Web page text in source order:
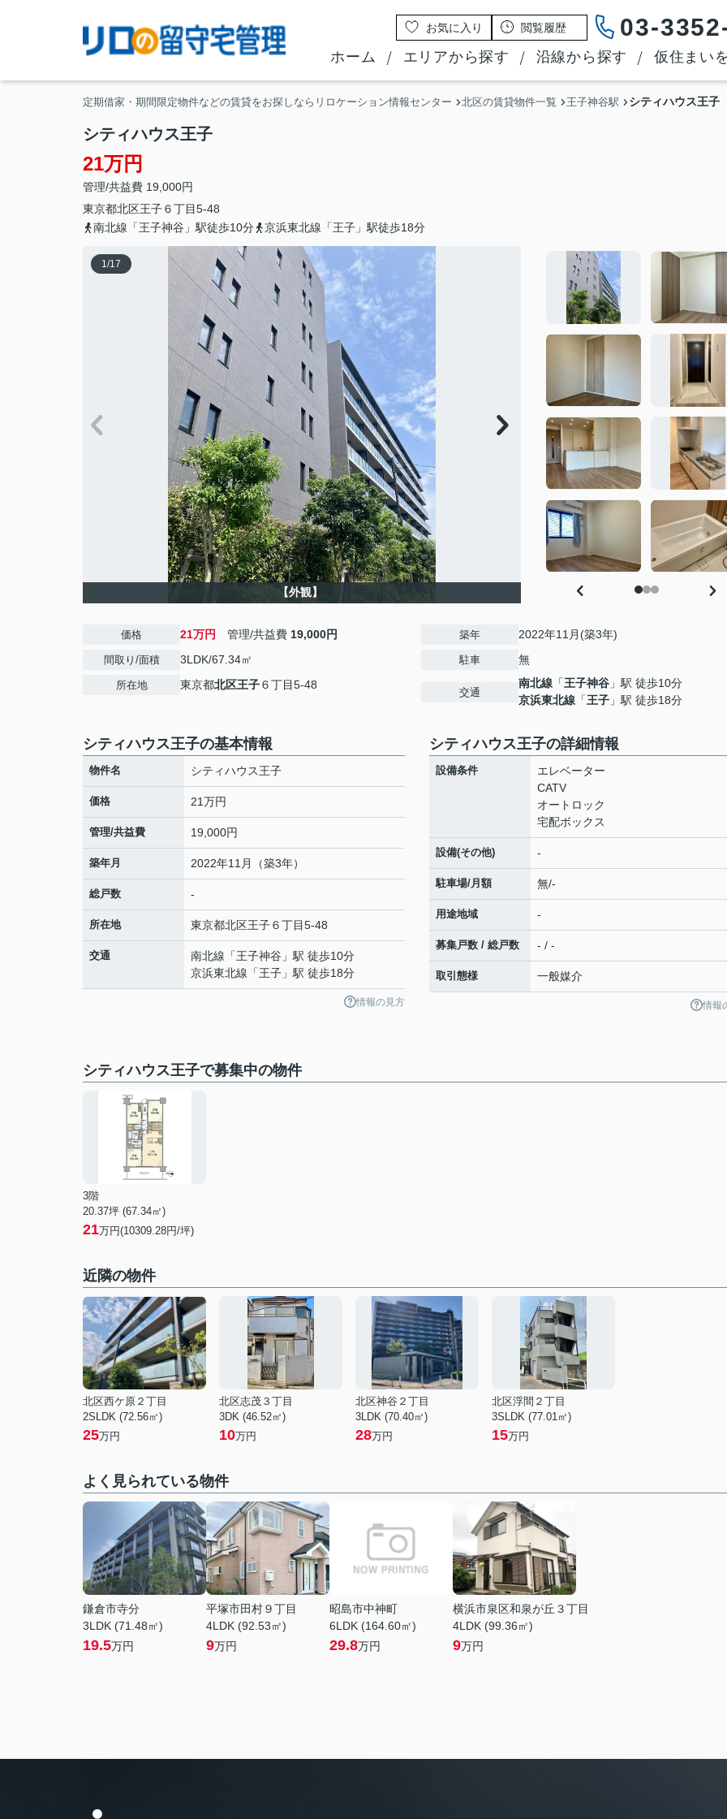
お気に入り 閲覧履歴 03-
ホーム エリアから探す 沿線から探す 仮住まい
定期借家・期間限定物件などの賃貸をお探しならリロケーション情報センター 北区の賃貸物件一覧 王子神谷駅 シティハウス王子
シティハウス王子
21万円
管理/共益費 19,000円
東京都北区王子６丁目5-48
南北線「王子神谷」駅徒歩10分
京浜東北線「王子」駅徒歩18分
1/17
【外観】
価格 21万円 管理/共益費 19,000円
間取り/面積 3LDK/67.34㎡
所在地 東京都北区王子６丁目5-48
築年 2022年11月(築3年)
駐車 無
交通
南北線 「王子神谷 」駅 徒歩10分
京浜東北線 「王子 」駅 徒歩18分
シティハウス王子の基本情報
物件名 シティハウス王子
価格 21万円
管理/共益費 19,000円
築年月 2022年11月（築3年）
総戸数 -
所在地 東京都北区王子６丁目5-48
交通 南北線 「王子神谷 」駅 徒歩10分
京浜東北線 「王子 」駅 徒歩18分
情報の見方
シティハウス王子の詳細情報
設備条件
エレベーター
CATV
オートロック
宅配ボックス
設備(その他) -
駐車場/月額 無/-
用途地域 -
募集戸数 / 総戸数 - / -
取引態様 一般媒介
情報
シティハウス王子で募集中の物件
3階
20.37坪 (67.34㎡)
21万円(10309.28円/坪)
近隣の物件
北区西ケ原２丁目
2SLDK (72.56㎡)
25万円
北区志茂３丁目
3DK (46.52㎡)
10万円
北区神谷２丁目
3LDK (70.40㎡)
28万円
北区浮間２丁目
3SLDK (77.01㎡)
15万円
よく見られている物件
鎌倉市寺分
3LDK (71.48㎡)
19.5万円
平塚市田村９丁目
4LDK (92.53㎡)
9万円
昭島市中神町
6LDK (164.60㎡)
29.8万円
横浜市泉区和泉が丘３丁目
4LDK (99.36㎡)
9万円